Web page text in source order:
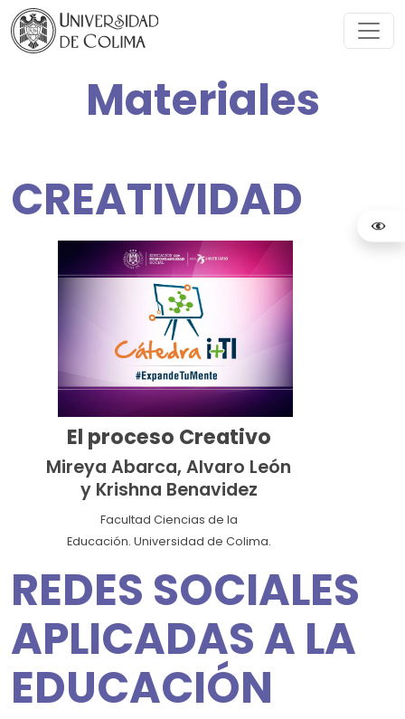
Materiales
CREATIVIDAD
El proceso Creativo
Mireya Abarca, Alvaro León
y Krishna Benavidez
Facultad Ciencias de la
Educación. Universidad de Colima.
REDES SOCIALES
APLICADAS A LA
EDUCACIÓN